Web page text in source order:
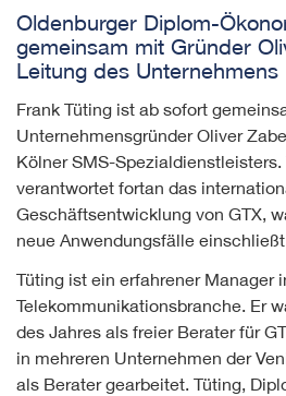
Oldenburger Diplom-
gemeinsam mit Gründer
Leitung des Unternehmens
Frank Tüting ist ab sofort
Unternehmensgründer Oliver
Kölner SMS-
verantwortet fortan das
Geschäftsentwicklung von GTX,
neue Anwendungsfälle
Tüting ist ein erfahrener Manager
Telekommunikationsbranche. Er
des Jahres als freier Berater für
in mehreren Unternehmen der
als Berater gearbeitet. Tüting,